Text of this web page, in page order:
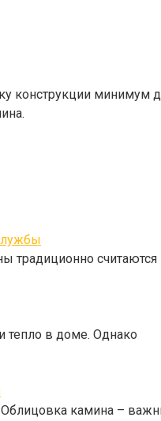
минимум
считаются
тепло в доме. Однако
камина –